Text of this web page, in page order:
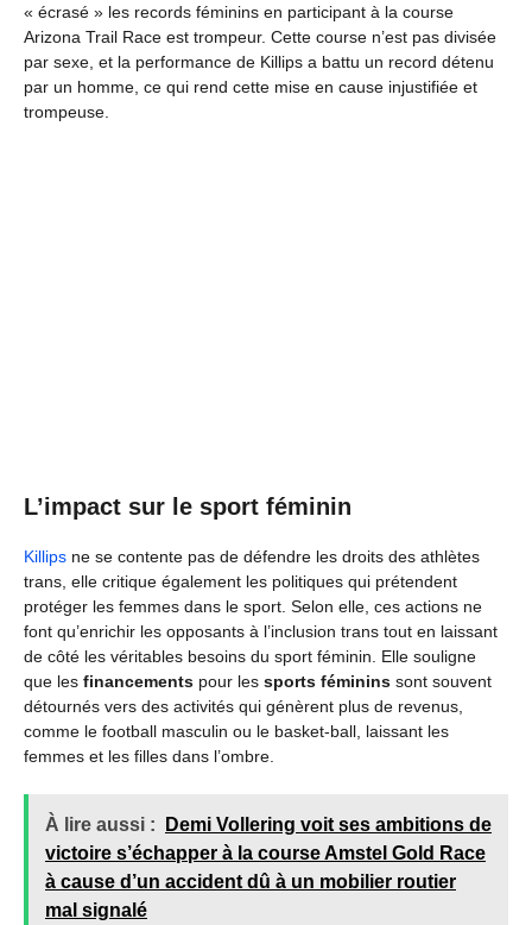
« écrasé » les records féminins en participant à la course
Arizona Trail Race est trompeur. Cette course n’est pas divisée
par sexe, et la performance de Killips a battu un record détenu
par un homme, ce qui rend cette mise en cause injustifiée et
trompeuse.
L’impact sur le sport féminin
Killips ne se contente pas de défendre les droits des athlètes
trans, elle critique également les politiques qui prétendent
protéger les femmes dans le sport. Selon elle, ces actions ne
font qu’enrichir les opposants à l’inclusion trans tout en laissant
de côté les véritables besoins du sport féminin. Elle souligne
que les financements pour les sports féminins sont souvent
détournés vers des activités qui génèrent plus de revenus,
comme le football masculin ou le basket-ball, laissant les
femmes et les filles dans l’ombre.
À lire aussi :
Demi Vollering voit ses ambitions de
victoire s’échapper à la course Amstel Gold Race
à cause d’un accident dû à un mobilier routier
mal signalé